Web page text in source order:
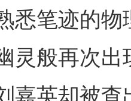
悉笔迹的
灵般再次
嘉英却被